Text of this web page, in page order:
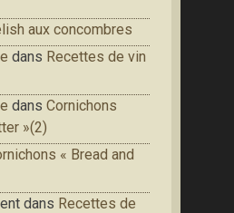
aux concombres
dans Recettes de vin
dans Cornichons
»(2)
« Bread and
dans Recettes de